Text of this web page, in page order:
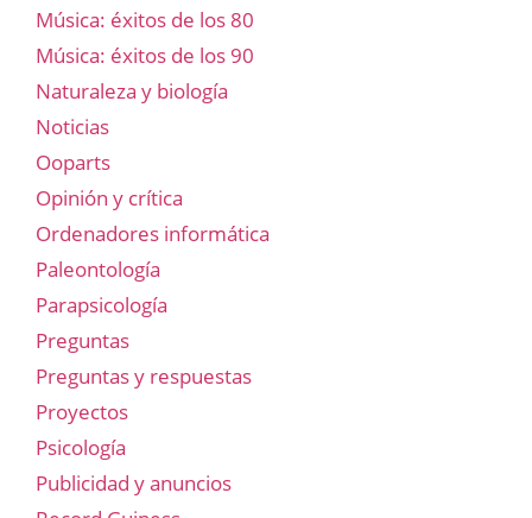
Música: éxitos de los 80
Música: éxitos de los 90
Naturaleza y biología
Noticias
Ooparts
Opinión y crítica
Ordenadores informática
Paleontología
Parapsicología
Preguntas
Preguntas y respuestas
Proyectos
Psicología
Publicidad y anuncios